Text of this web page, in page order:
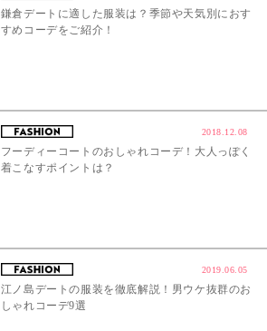
鎌倉デートに適した服装は？季節や天気別におす
すめコーデをご紹介！
2018.12.08
フーディーコートのおしゃれコーデ！大人っぽく
着こなすポイントは？
2019.06.05
江ノ島デートの服装を徹底解説！男ウケ抜群のお
しゃれコーデ9選